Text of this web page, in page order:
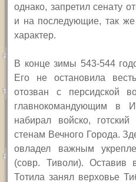
однако, запретил сенату
и на последующие, так
характер.
В конце зимы 543-544
Его не остановила
отозван с персидской
главнокомандующим в
набирал войско,
стенам Вечного Города.
овладел важным
(совр. Тиволи). Оставив
Тотила занял верховье